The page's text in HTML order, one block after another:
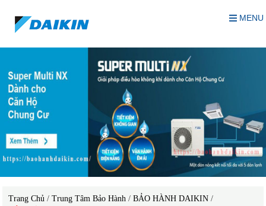
MENU
Trang Chủ /Trung Tâm Bảo Hành /BẢO HÀNH DAIKIN /